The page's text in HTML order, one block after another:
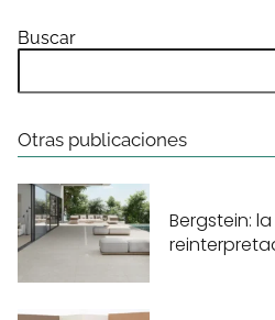
Buscar
Otras publicaciones
Bergstein: